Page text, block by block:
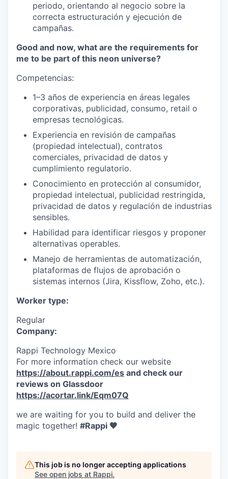
periodo, orientando al negocio sobre la
correcta estructuración y ejecución de
campañas.
Good and now, what are the requirements for
me to be part of this neon universe?
Competencias:
1–3 años de experiencia en áreas legales
corporativas, publicidad, consumo, retail o
empresas tecnológicas.
Experiencia en revisión de campañas
(propiedad intelectual), contratos
comerciales, privacidad de datos y
cumplimiento regulatorio.
Conocimiento en protección al consumidor,
propiedad intelectual, publicidad restringida,
privacidad de datos y regulación de industrias
sensibles.
Habilidad para identificar riesgos y proponer
alternativas operables.
Manejo de herramientas de automatización,
plataformas de flujos de aprobación o
sistemas internos (Jira, Kissflow, Zoho, etc.).
Worker type:
Regular
Company:
Rappi Technology Mexico
For more information check our website
https://about.rappi.com/es and check our
reviews on Glassdoor
https://acortar.link/Eqm07Q
we are waiting for you to build and deliver the
magic together! #Rappi 🧡
This job is no longer accepting applications
See open jobs at Rappi.